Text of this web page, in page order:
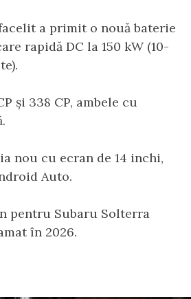
a primit o nouă baterie
rapidă DC la 150 kW (10-
și 338 CP, ambele cu
nou cu ecran de 14 inchi,
Auto.
pentru Subaru Solterra
în 2026.